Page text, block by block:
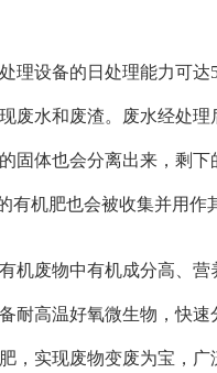
理设备的日处理能力可达
废水和废渣。废水经处理
固体也会分离出来，剩下
有机肥也会被收集并用作
机废物中有机成分高、营
耐高温好氧微生物，快速
，实现废物变废为宝，广